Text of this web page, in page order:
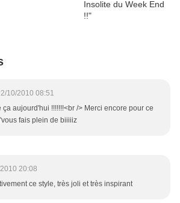
10/2010 08:51
ça aujourd'hui !!!!!!!<br /> Merci encore pour ce
fais plein de biiiiiz
20:08
ce style, très joli et très inspirant